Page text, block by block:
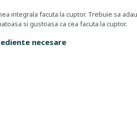
integrala facuta la cuptor. Trebuie sa
si gustoasa ca cea facuta la cuptor.
necesare